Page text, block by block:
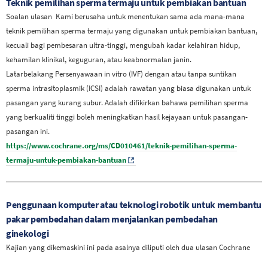
Soalan ulasan Kami berusaha untuk menentukan sama ada mana-mana
teknik pemilihan sperma termaju yang digunakan untuk pembiakan bantuan,
kecuali bagi pembesaran ultra-tinggi, mengubah kadar kelahiran hidup,
kehamilan klinikal, keguguran, atau keabnormalan janin.
Latarbelakang Persenyawaan in vitro (IVF) dengan atau tanpa suntikan
sperma intrasitoplasmik (ICSI) adalah rawatan yang biasa digunakan untuk
pasangan yang kurang subur. Adalah difikirkan bahawa pemilihan sperma
yang berkualiti tinggi boleh meningkatkan hasil kejayaan untuk pasangan-
pasangan ini.
https://www.cochrane.org/ms/CD010461/teknik-pemilihan-sperma-
termaju-untuk-pembiakan-bantuan
Penggunaan komputer atau teknologi robotik untuk membantu
pakar pembedahan dalam menjalankan pembedahan
ginekologi
Kajian yang dikemaskini ini pada asalnya diliputi oleh dua ulasan Cochrane